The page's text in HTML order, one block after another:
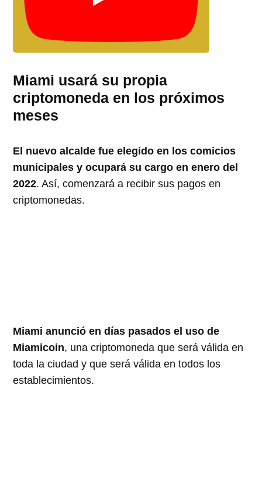
Miami usará su propia
criptomoneda en los próximos
meses
El nuevo alcalde fue elegido en los comicios
municipales y ocupará su cargo en enero del
2022. Así, comenzará a recibir sus pagos en
criptomonedas.
Miami anunció en días pasados el uso de
Miamicoin, una criptomoneda que será válida en
toda la ciudad y que será válida en todos los
establecimientos.